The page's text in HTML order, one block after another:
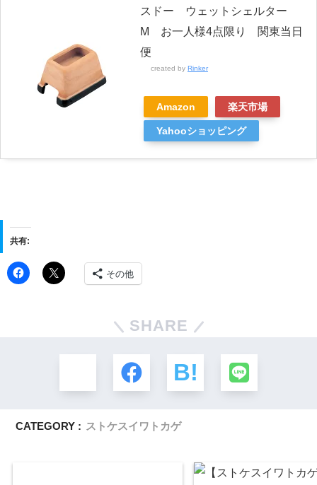
スドー ウェットシェルター
M お一人様4点限り 関東当日
便
created by Rinker
Amazon 楽天市場
Yahooショッピング
共有:
その他
SHARE
CATEGORY : ストケスイワトカゲ